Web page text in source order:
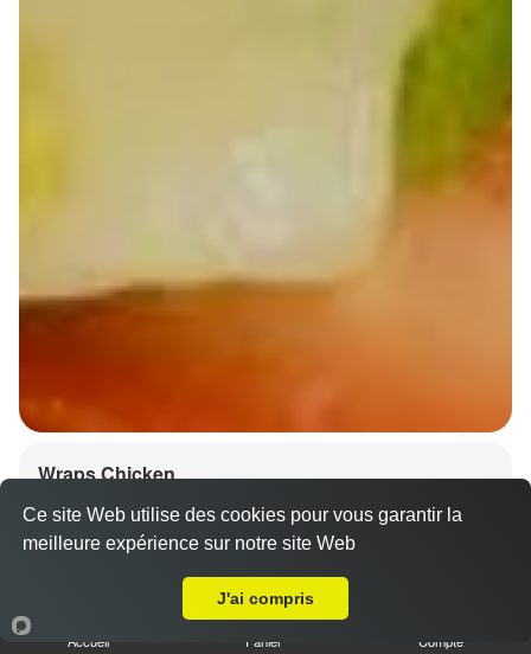
Wraps Chicken
8.50 €
Accueil Panier Compte
Ce site Web utilise des cookies pour vous garantir la
meilleure expérience sur notre site Web
J'ai compris